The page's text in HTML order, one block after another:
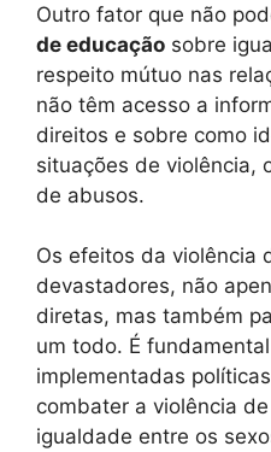
Outro fator que não
de educação sobre
respeito mútuo nas
não têm acesso a
direitos e sobre como
situações de violência,
de abusos.
Os efeitos da violência
devastadores, não
diretas, mas também
um todo. É
implementadas
combater a violência
igualdade entre os